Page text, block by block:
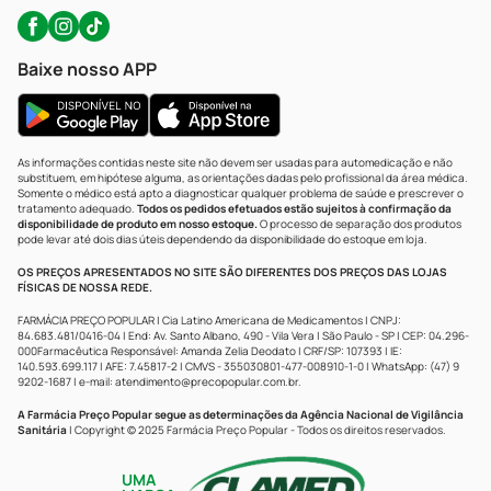
Baixe nosso APP
As informações contidas neste site não devem ser usadas para automedicação e não
substituem, em hipótese alguma, as orientações dadas pelo profissional da área médica.
Somente o médico está apto a diagnosticar qualquer problema de saúde e prescrever o
tratamento adequado. Todos os pedidos efetuados estão sujeitos à confirmação da
disponibilidade de produto em nosso estoque.O processo de separação dos produtos
pode levar até dois dias úteis dependendo da disponibilidade do estoque em loja.
OS PREÇOS APRESENTADOS NO SITE SÃO DIFERENTES DOS PREÇOS DAS LOJAS
FÍSICAS DE NOSSA REDE.
FARMÁCIA PREÇO POPULAR | Cia Latino Americana de Medicamentos | CNPJ:
84.683.481/0416-04 | End: Av. Santo Albano, 490 - Vila Vera | São Paulo - SP | CEP: 04.296-
000Farmacêutica Responsável: Amanda Zelia Deodato | CRF/SP: 107393 | IE:
140.593.699.117 | AFE: 7.45817-2 | CMVS - 355030801-477-008910-1-0 | WhatsApp: (47) 9
9202-1687 | e-mail: atendimento@precopopular.com.br.
A Farmácia Preço Popular segue as determinações da Agência Nacional de Vigilância
Sanitária | Copyright © 2025 Farmácia Preço Popular - Todos os direitos reservados.
UMA